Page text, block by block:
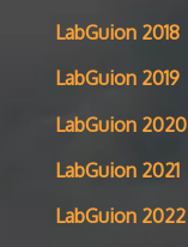
LabGuion 2018
LabGuion 2019
LabGuion 2020
LabGuion 2021
LabGuion 2022